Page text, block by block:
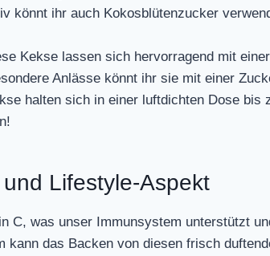
könnt ihr auch Kokosblütenzucker
Kekse lassen sich hervorragend mit
Anlässe könnt ihr sie mit einer
halten sich in einer luftdichten Dose bis
Lifestyle-Aspekt
C, was unser Immunsystem unterstützt
kann das Backen von diesen frisch